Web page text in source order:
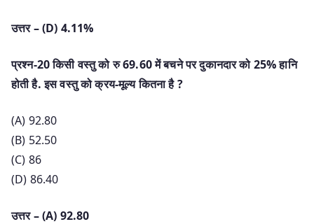
उत्तर – (D) 4.11%
प्रश्न-20 किसी वस्तु को रु 69.60 में बचने पर दुकानदार को 25% हानि
होती है. इस वस्तु को क्रय-मूल्य कितना है ?
(A) 92.80
(B) 52.50
(C) 86
(D) 86.40
उत्तर – (A) 92.80